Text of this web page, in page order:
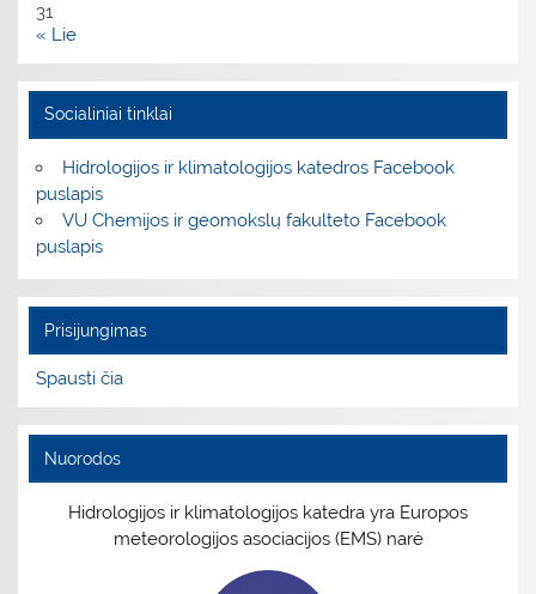
31
« Lie
Socialiniai tinklai
Hidrologijos ir klimatologijos katedros Facebook
puslapis
VU Chemijos ir geomokslų fakulteto Facebook
puslapis
Prisijungimas
Spausti čia
Nuorodos
Hidrologijos ir klimatologijos katedra yra Europos
meteorologijos asociacijos (EMS) narė